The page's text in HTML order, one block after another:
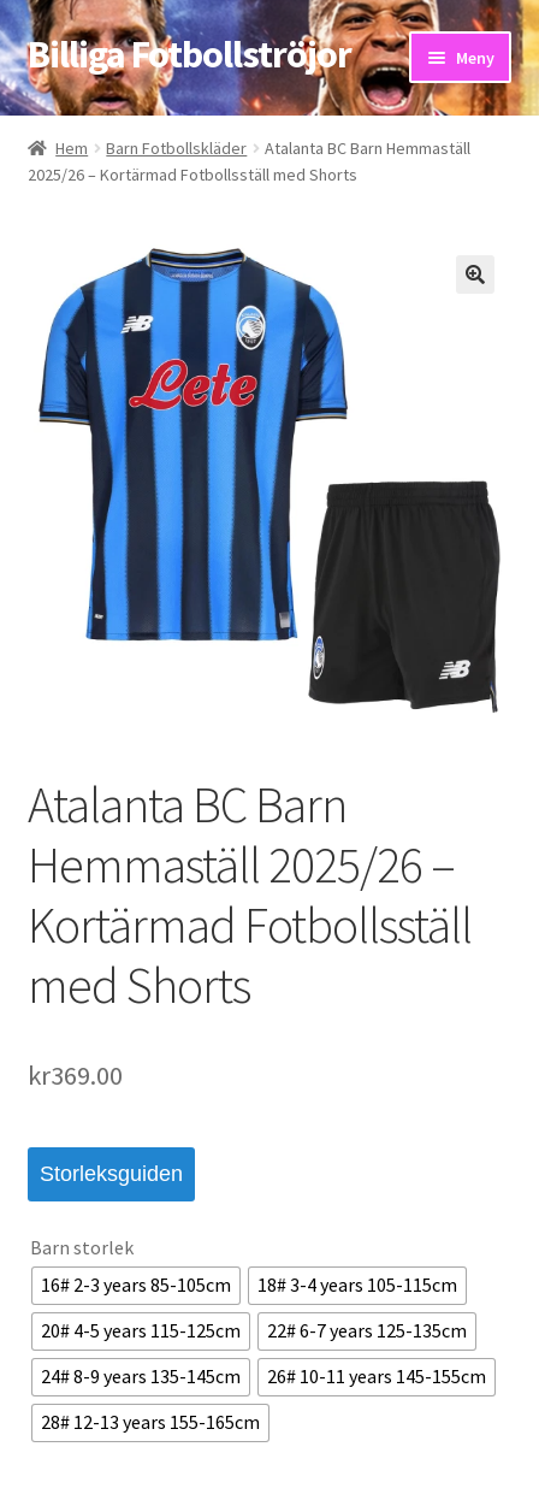
Hoppa
till
navigering
Hoppa
till
innehåll
Billiga Fotbollströjor Meny
Hem
Bloggar
Kassa
Kontakta oss
Mitt konto
Storleksguiden
Varukorg
Hem Barn Fotbollskläder
Atalanta BC Barn Hemmaställ
2025/26 – Kortärmad Fotbollsställ med Shorts
Atalanta BC Barn
Hemmaställ 2025/26 –
Kortärmad Fotbollsställ
med Shorts
kr369.00
Storleksguiden
Barn storlek
16# 2-3 years 85-105cm
18# 3-4 years 105-115cm
20# 4-5 years 115-125cm
22# 6-7 years 125-135cm
24# 8-9 years 135-145cm
26# 10-11 years 145-155cm
28# 12-13 years 155-165cm